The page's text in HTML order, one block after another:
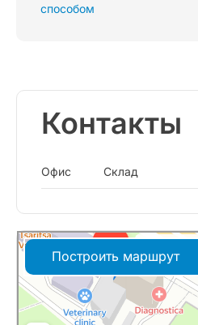
способом
Контакты
Офис Склад
Построить маршрут